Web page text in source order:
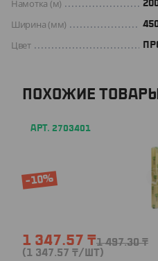
Намотка (м)
Ширина (мм)
Цвет
ПОХОЖИЕ ТОВАРЫ
АРТ. 2703401
-10%
1 347.57 ₸1 497.30₸
(1 347.57 ₸/ШТ)